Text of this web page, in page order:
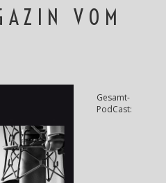
VOM
Gesamt-
PodCast: